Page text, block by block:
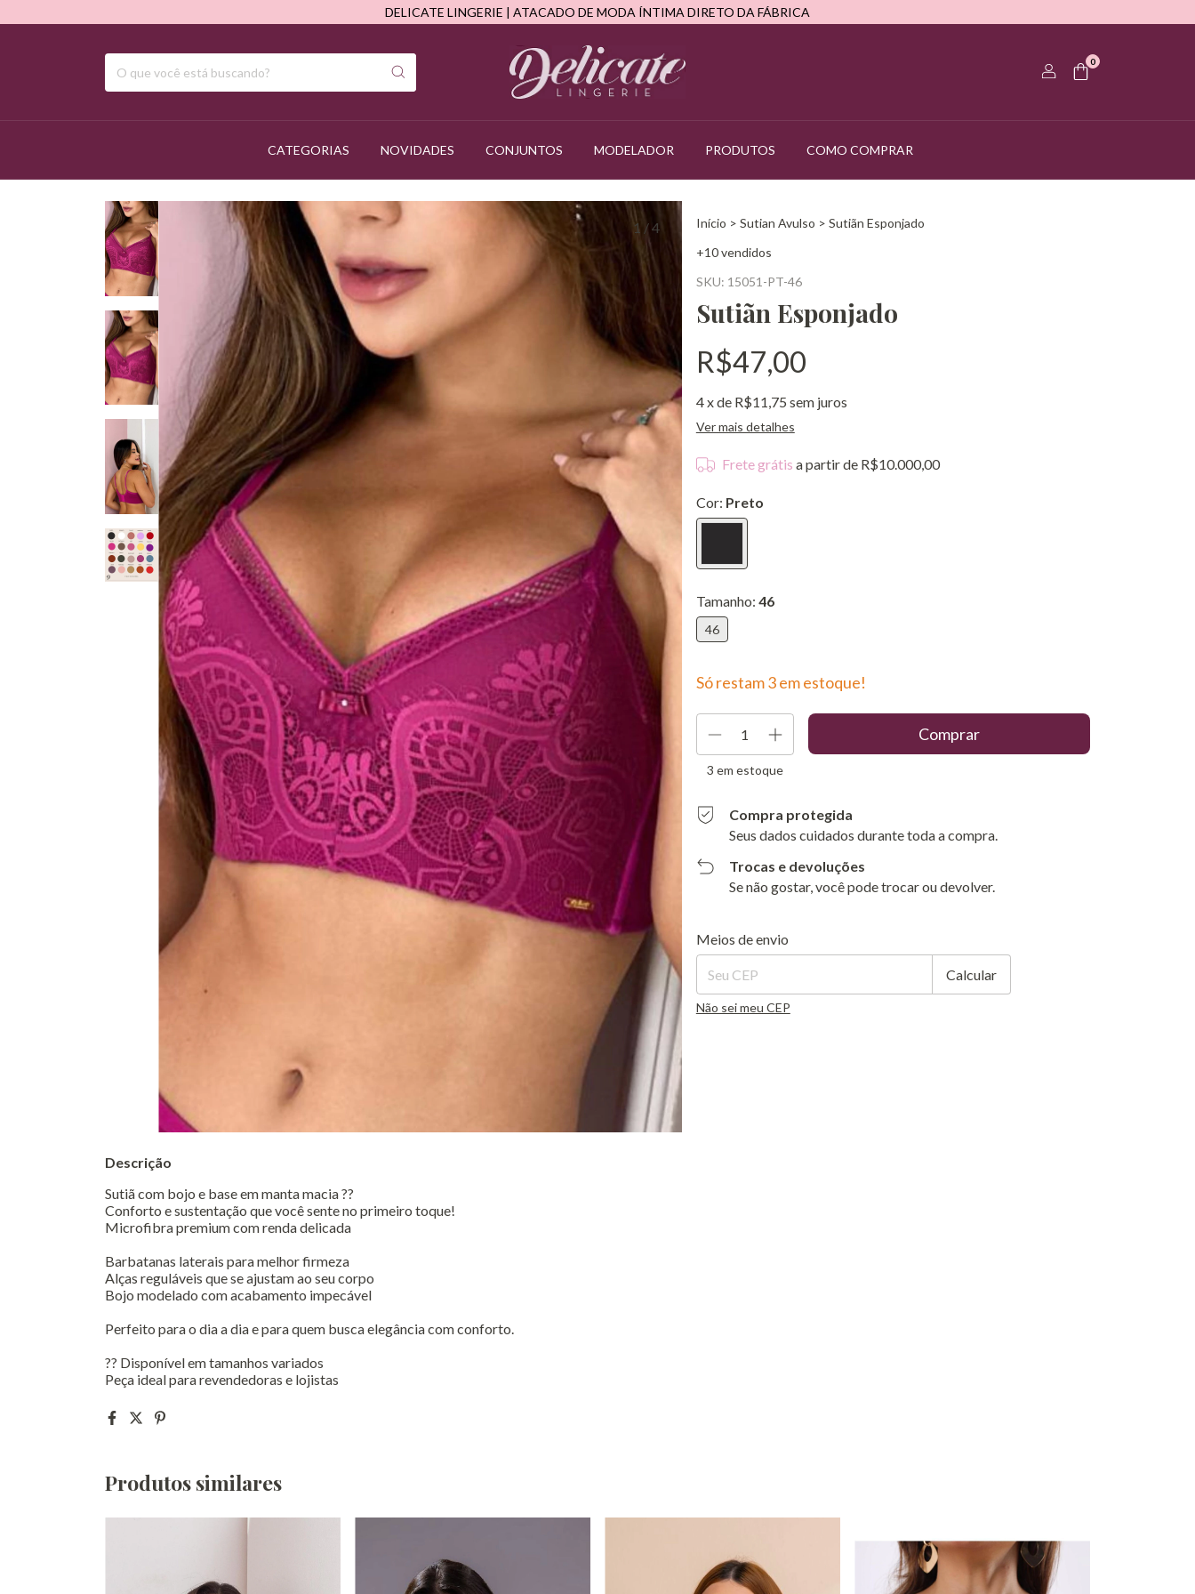
DELICATE LINGERIE | ATACADO DE MODA ÍNTIMA DIRETO DA FÁBRICA
0
CATEGORIAS NOVIDADES CONJUNTOS MODELADOR PRODUTOS COMO COMPRAR
1 /4 Início > Sutian Avulso > Sutiãn Esponjado
+10 vendidos
SKU: 15051-PT-46
Sutiãn Esponjado
R$47,00
4x de R$11,75 sem juros
Ver mais detalhes
Frete grátis a partir de R$10.000,00
Cor: Preto
Tamanho: 46
46
Só restam3em estoque!
3 em estoque
Compra protegida
Seus dados cuidados durante toda a compra.
Trocas e devoluções
Se não gostar, você pode trocar ou devolver.
Entregas para o CEP:
Meios de envio
Calcular
Não sei meu CEP
Descrição
Sutiã com bojo e base em manta macia ??
Conforto e sustentação que você sente no primeiro toque!
Microfibra premium com renda delicada
Barbatanas laterais para melhor firmeza
Alças reguláveis que se ajustam ao seu corpo
Bojo modelado com acabamento impecável
Perfeito para o dia a dia e para quem busca elegância com conforto.
?? Disponível em tamanhos variados
Peça ideal para revendedoras e lojistas
Produtos similares